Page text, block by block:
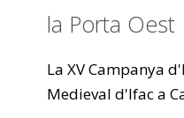
la Porta Oest
La XV Campanya
Medieval d'Ifac a